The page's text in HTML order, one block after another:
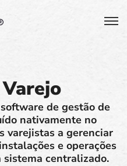
de gestão de
nativamente no
varejistas a gerenciar
e operações
sistema centralizado.